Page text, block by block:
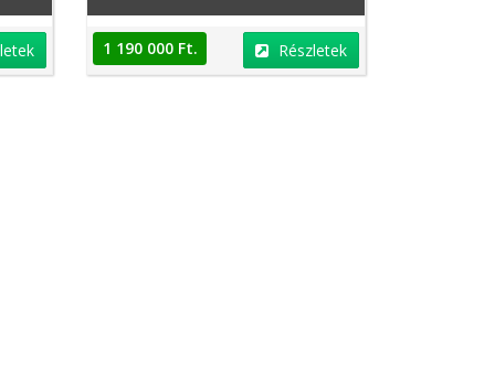
1 190 000 Ft. Részletek